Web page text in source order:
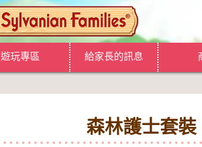
遊玩專區 給家長的訊息
森林護士套裝